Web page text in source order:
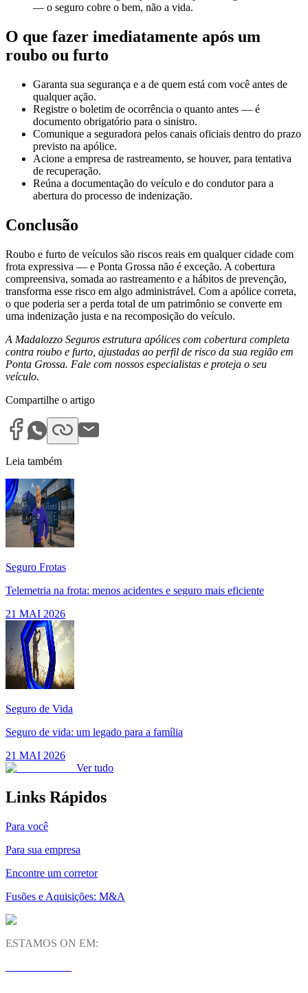
— o seguro cobre o bem, não a vida.
O que fazer imediatamente após um
roubo ou furto
Garanta sua segurança e a de quem está com você antes de
qualquer ação.
Registre o boletim de ocorrência o quanto antes — é
documento obrigatório para o sinistro.
Comunique a seguradora pelos canais oficiais dentro do prazo
previsto na apólice.
Acione a empresa de rastreamento, se houver, para tentativa
de recuperação.
Reúna a documentação do veículo e do condutor para a
abertura do processo de indenização.
Conclusão
Roubo e furto de veículos são riscos reais em qualquer cidade com
frota expressiva — e Ponta Grossa não é exceção. A cobertura
compreensiva, somada ao rastreamento e a hábitos de prevenção,
transforma esse risco em algo administrável. Com a apólice correta,
o que poderia ser a perda total de um patrimônio se converte em
uma indenização justa e na recomposição do veículo.
A Madalozzo Seguros estrutura apólices com cobertura completa
contra roubo e furto, ajustadas ao perfil de risco da sua região em
Ponta Grossa. Fale com nossos especialistas e proteja o seu
veículo.
Compartilhe o artigo
Leia também
Seguro Frotas
Telemetria na frota: menos acidentes e seguro mais eficiente
21 MAI 2026
Seguro de Vida
Seguro de vida: um legado para a família
21 MAI 2026
Ver tudo
Links Rápidos
Para você
Para sua empresa
Encontre um corretor
Fusões e Aquisições: M&A
ESTAMOS ON EM: